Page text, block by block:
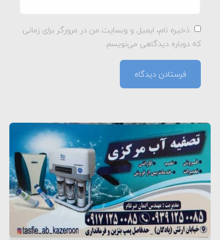
ذخیره نام، ایمیل و وبسایت من در مرورگر برای زمانی
که دوباره دیدگاهی می‌نویسم.